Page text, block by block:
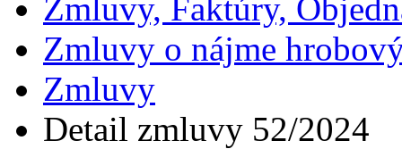
Zmluvy, Faktúry,
Zmluvy o nájme
Zmluvy
Detail zmluvy 52/2024